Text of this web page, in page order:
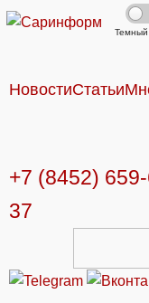
НовостиСтатьи
+7 (8452)
37